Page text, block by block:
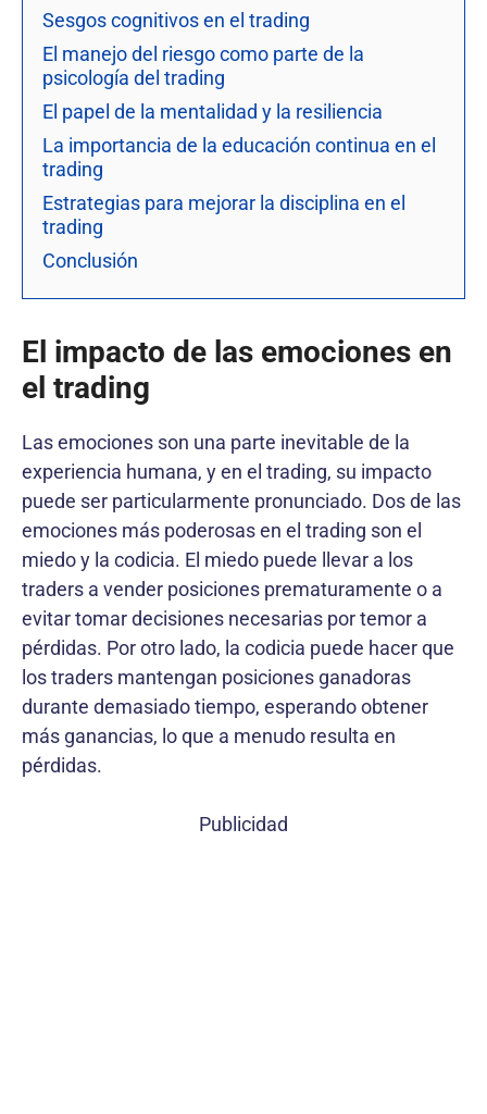
Sesgos cognitivos en el trading
El manejo del riesgo como parte de la
psicología del trading
El papel de la mentalidad y la resiliencia
La importancia de la educación continua en el
trading
Estrategias para mejorar la disciplina en el
trading
Conclusión
El impacto de las emociones en
el trading
Las emociones son una parte inevitable de la
experiencia humana, y en el trading, su impacto
puede ser particularmente pronunciado. Dos de las
emociones más poderosas en el trading son el
miedo y la codicia. El miedo puede llevar a los
traders a vender posiciones prematuramente o a
evitar tomar decisiones necesarias por temor a
pérdidas. Por otro lado, la codicia puede hacer que
los traders mantengan posiciones ganadoras
durante demasiado tiempo, esperando obtener
más ganancias, lo que a menudo resulta en
pérdidas.
Publicidad